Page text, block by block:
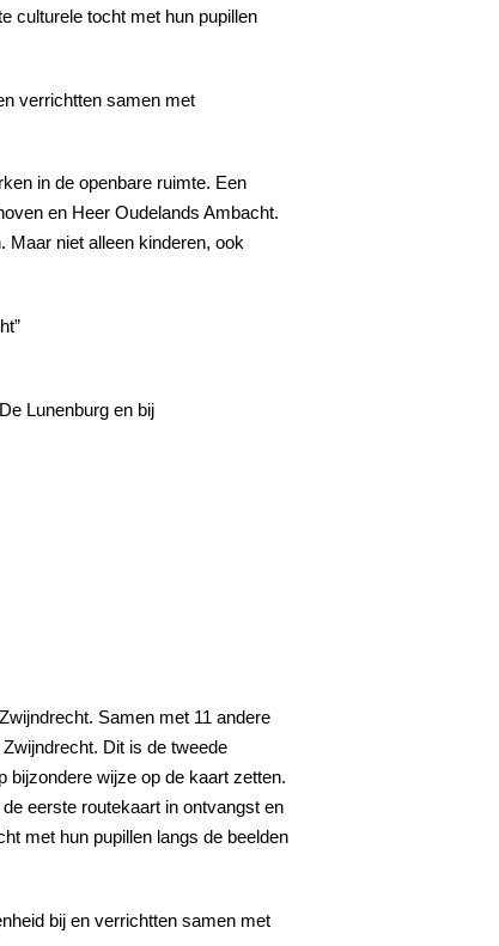
culturele tocht met hun pupillen
verrichtten samen met
in de openbare ruimte. Een
en Heer Oudelands Ambacht.
Maar niet alleen kinderen, ook
Lunenburg en bij
Samen met 11 andere
Dit is de tweede
bijzondere wijze op de kaart zetten.
eerste routekaart in ontvangst en
met hun pupillen langs de beelden
bij en verrichtten samen met